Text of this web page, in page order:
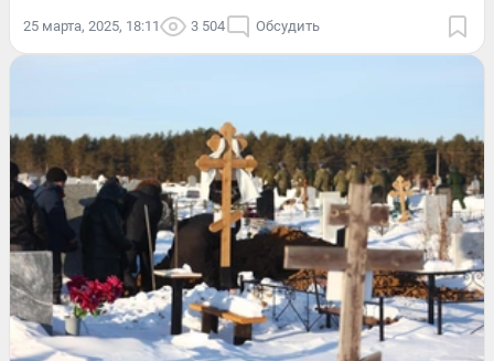
25 марта, 2025, 18:11 3 504 Обсудить